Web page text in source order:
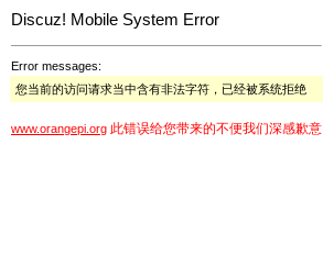
Discuz! Mobile System Error
Error messages:
您当前的访问请求当中含有非法字符，已经被系统拒绝
www.orangepi.org 此错误给您带来的不便我们深感歉意